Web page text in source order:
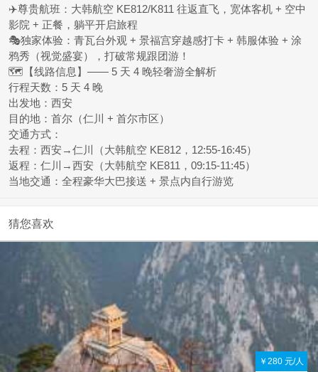
✈️尊贵航班 ：大韩航空 KE812/K811 往返直飞，宽体客机 + 空中
影院 + 正餐，躺平开启旅程
🎭独家体验 ：青瓦台外观 + 景福宫穿越感打卡 + 韩服体验 + 涂
鸦秀（视觉盛宴），打破常规跟团游！
🗺️【线路信息】—— 5 天 4 晚轻奢游全解析
行程天数 ：5 天 4 晚
出发地 ：西安
目的地 ：首尔（仁川 + 首尔市区）
交通方式 ：
去程：西安→仁川（大韩航空 KE812，12:55-16:45）
返程：仁川→西安（大韩航空 KE811，09:15-11:45）
当地交通：全程豪华大巴接送 + 景点内自行游览
猜您喜欢
￥280 元/人